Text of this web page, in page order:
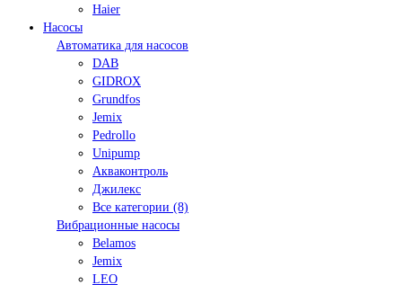
Haier
Насосы
Автоматика для насосов
DAB
GIDROX
Grundfos
Jemix
Pedrollo
Unipump
Акваконтроль
Джилекс
Все категории (8)
Вибрационные насосы
Belamos
Jemix
LEO